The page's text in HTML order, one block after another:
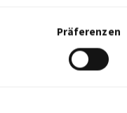
Präferenzen
Apache Cassandra
| Digital